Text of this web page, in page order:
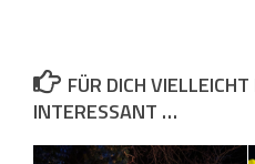
FÜR DICH
INTERESSANT …